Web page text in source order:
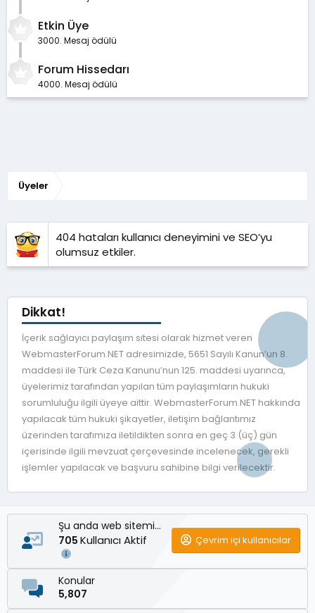
Etkin Üye
3000. Mesaj ödülü
Forum Hissedarı
4000. Mesaj ödülü
Üyeler
404 hataları kullanıcı deneyimini ve SEO’yu
olumsuz etkiler.
Dikkat!
İçerik sağlayıcı paylaşım sitesi olarak hizmet veren
WebmasterForum.NET adresimizde, 5651 Sayılı Kanun’un 8.
maddesi ile Türk Ceza Kanunu’nun 125. maddesi uyarınca,
üyelerimiz tarafından yapılan tüm paylaşımların hukuki
sorumluluğu ilgili üyeye aittir. WebmasterForum.NET hakkında
yapılacak tüm hukuki şikayetler, iletişim bağlantımız
üzerinden tarafımıza iletildikten sonra en geç 3 (üç) gün
içerisinde ilgili mevzuat çerçevesinde incelenecek, gerekli
işlemler yapılacak ve başvuru sahibine bilgi verilecektir.
Şu anda web sitemizde
705 Kullanıcı Aktif Çevrim içi kullanıcılar
Konular
5,807